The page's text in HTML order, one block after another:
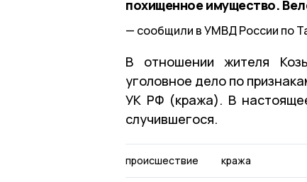
похищенное имущество.
сообщили в УМВД России по
В отношении жителя
уголовное дело по
УК РФ (кража). В
случившегося.
происшествие кража